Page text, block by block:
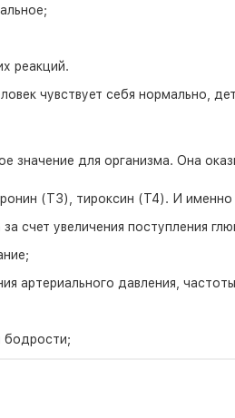
реакций.
чувствует себя нормально,
для организма. Она
(ТЗ), тироксин (Т4). И
счет увеличения поступления
артериального давления,
бодрости;